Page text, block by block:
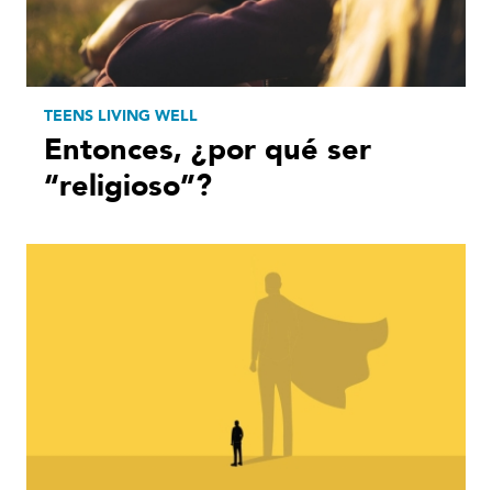
TEENS LIVING WELL
Entonces, ¿por qué ser
“religioso”?